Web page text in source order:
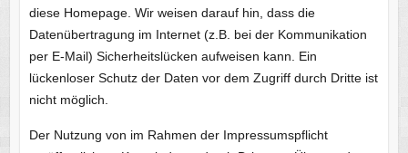
diese Homepage. Wir weisen darauf hin, dass die
Datenübertragung im Internet (z.B. bei der Kommunikation
per E-Mail) Sicherheitslücken aufweisen kann. Ein
lückenloser Schutz der Daten vor dem Zugriff durch Dritte ist
nicht möglich.
Der Nutzung von im Rahmen der Impressumspflicht